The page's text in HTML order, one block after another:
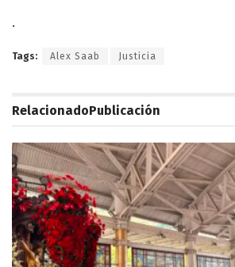
.
Tags: Alex Saab Justicia
RelacionadoPublicación